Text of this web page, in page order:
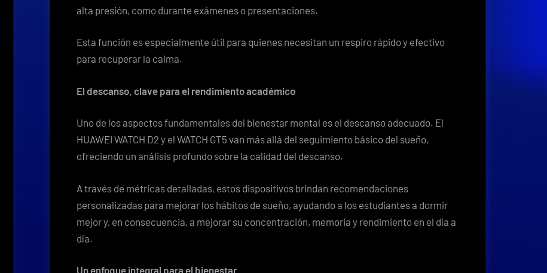
alta presión, como durante exámenes o presentaciones.
Esta función es especialmente útil para quienes necesitan un respiro rápido y efectivo
para recuperar la calma.
El descanso, clave para el rendimiento académico
Uno de los aspectos fundamentales del bienestar mental es el descanso adecuado. El
HUAWEI WATCH D2 y el WATCH GT5 van más allá del seguimiento básico del sueño,
ofreciendo un análisis profundo sobre la calidad del descanso.
A través de métricas detalladas, estos dispositivos brindan recomendaciones
personalizadas para mejorar los hábitos de sueño, ayudando a los estudiantes a dormir
mejor y, en consecuencia, a mejorar su concentración, memoria y rendimiento en el día a
día.
Un enfoque integral para el bienestar